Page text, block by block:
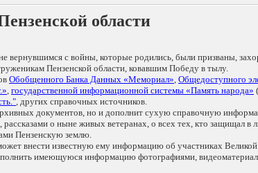
области
вернувшимся с войны, которые родились, были призваны,
Пензенской области, ковавшим Победу в тылу.
Обобщенного Банка Данных «Мемориал», Общедоступного
, государственной информационной системы «Память народа»
, других справочных источников.
документов, но и дополнит сухую справочную
о ныне живых ветеранах, о всех тех, кто защищал в
Пензенскую землю.
внести известную ему информацию об участниках
имеющуюся информацию фотографиями,